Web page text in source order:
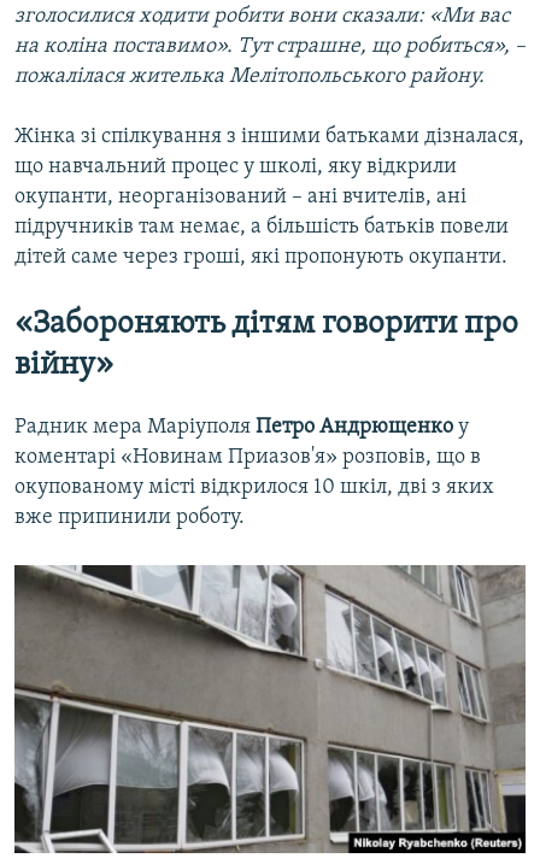
зголосилися ходити робити вони сказали: «Ми вас
на коліна поставимо». Тут страшне, що робиться», –
пожалілася жителька Мелітопольського району.
Жінка зі спілкування з іншими батьками дізналася,
що навчальний процес у школі, яку відкрили
окупанти, неорганізований – ані вчителів, ані
підручників там немає, а більшість батьків повели
дітей саме через гроші, які пропонують окупанти.
«Забороняють дітям говорити про
війну»
Радник мера Маріуполя Петро Андрющенко у
коментарі «Новинам Приазов'я» розповів, що в
окупованому місті відкрилося 10 шкіл, дві з яких
вже припинили роботу.